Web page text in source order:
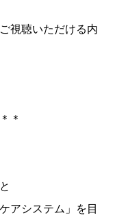
視聴いただける内
＊
アシステム」を目